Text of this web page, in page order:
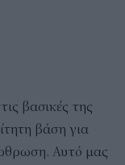
βασικές της
βάση για
Αυτό μας